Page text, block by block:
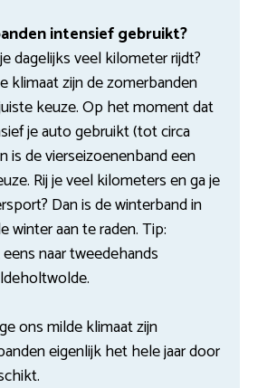
intensief gebruikt?
dagelijks veel kilometer rijdt?
klimaat zijn de zomerbanden
keuze. Op het moment dat
je auto gebruikt (tot circa
is de vierseizoenenband een
Rij je veel kilometers en ga je
Dan is de winterband in
winter aan te raden. Tip:
naar tweedehands
ons milde klimaat zijn
eigenlijk het hele jaar door